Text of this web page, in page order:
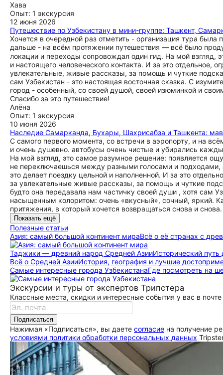
Хава
Опыт: 1 экскурсия
12 июня 2026
Путешествие по Узбекистану в мини-группе: Ташкент,
Хочется в очередной раз отметить - организация тура
дальше - на всём протяжении путешествия — всё было
локации и переходы сопровождал один гид. На мой взгляд,
и настоящего человеческого контакта. И за это отдельное,
увлекательные, живые рассказы, за помощь и чуткие
сам Узбекистан - это настоящая восточная сказка. С
город - особенный, со своей душой, своей изюминкой и
Спасибо за это путешествие!
Алёна
Опыт: 1 экскурсия
10 июня 2026
Наследие Самарканда, Бухары, Шахрисабза и Ташкента:
С самого первого момента, со встречи в аэропорту, и на
и очень душевно. автобусы очень чистые и убирались
На мой взгляд, это самое разумное решение: появляется
не переключаешься между разными голосами и подходами,
это делает поездку цельной и наполненной. И за это
за увлекательные живые рассказы, за помощь и чуткие
будто она передавала нам частичку своей души , хотя сам
насыщенным колоритом: очень «вкусный», сочный, яркий.
притяжения, в который хочется возвращаться снова и
Показать ещё
Полезные статьи
Азия: самый большой континент мираВсё о её странах с
Таджики — древний народ Средней АзииИсторический путь
Всё о Средней АзииИстория, география и лучшие
Самые интересные города УзбекистанаГде посмотреть на
Экскурсии и туры от экспертов Трипстера
Классные места, скидки и интересные события у вас в почте
Подписаться
Нажимая «Подписаться», вы даете согласие на получение
условиями политики обработки персональных данных